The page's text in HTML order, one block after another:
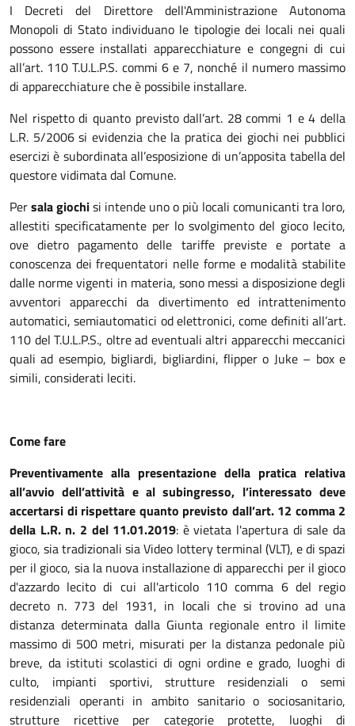
I Decreti del Direttore dell'Amministrazione Autonoma
Monopoli di Stato individuano le tipologie dei locali nei quali
possono essere installati apparecchiature e congegni di cui
all’art. 110 T.U.L.P.S. commi 6 e 7, nonché il numero massimo
di apparecchiature che è possibile installare.
Nel rispetto di quanto previsto dall’art. 28 commi 1 e 4 della
L.R. 5/2006 si evidenzia che la pratica dei giochi nei pubblici
esercizi è subordinata all’esposizione di un’apposita tabella del
questore vidimata dal Comune.
Persala giochisi intende uno o più locali comunicanti tra loro,
allestiti specificatamente per lo svolgimento del gioco lecito,
ove dietro pagamento delle tariffe previste e portate a
conoscenza dei frequentatori nelle forme e modalità stabilite
dalle norme vigenti in materia, sono messi a disposizione degli
avventori apparecchi da divertimento ed intrattenimento
automatici, semiautomatici od elettronici, come definiti all’art.
110 del T.U.L.P.S., oltre ad eventuali altri apparecchi meccanici
quali ad esempio, bigliardi, bigliardini, flipper o Juke – box e
simili, considerati leciti.
Come fare
Preventivamente alla presentazione della pratica relativa
all’avvio dell’attività e al subingresso, l’interessato deve
accertarsi di rispettare quanto previsto dall’art. 12 comma 2
della L.R. n. 2 del 11.01.2019: è vietata l'apertura di sale da
gioco, sia tradizionali sia Video lottery terminal (VLT), e di spazi
per il gioco, sia la nuova installazione di apparecchi per il gioco
d'azzardo lecito di cui all'articolo 110 comma 6 del regio
decreto n. 773 del 1931, in locali che si trovino ad una
distanza determinata dalla Giunta regionale entro il limite
massimo di 500 metri, misurati per la distanza pedonale più
breve, da istituti scolastici di ogni ordine e grado, luoghi di
culto, impianti sportivi, strutture residenziali o semi
residenziali operanti in ambito sanitario o sociosanitario,
strutture ricettive per categorie protette, luoghi di